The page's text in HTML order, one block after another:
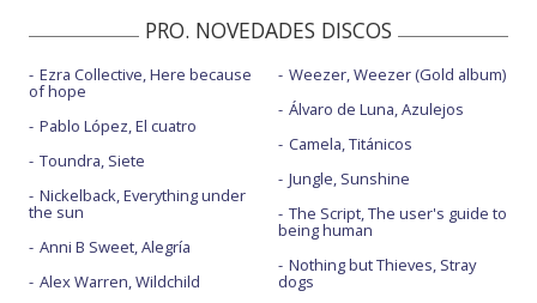
PRO. NOVEDADES DISCOS
Ezra Collective, Here because
of hope
Pablo López, El cuatro
Toundra, Siete
Nickelback, Everything under
the sun
Anni B Sweet, Alegría
Alex Warren, Wildchild
Weezer, Weezer (Gold album)
Álvaro de Luna, Azulejos
Camela, Titánicos
Jungle, Sunshine
The Script, The user's guide to
being human
Nothing but Thieves, Stray
dogs